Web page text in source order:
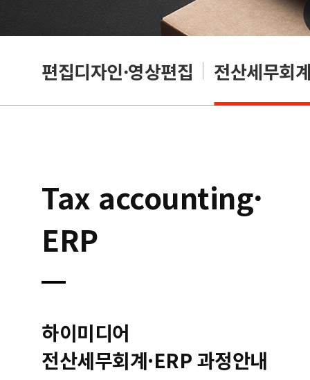
편집디자인·영상편집 전산세무회
Tax accounting·
ERP
하이미디어
전산세무회계·ERP 과정안내